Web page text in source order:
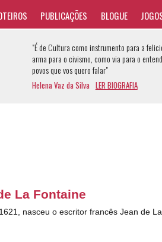
PUBLICAÇÕES BLOGUE
"É de Cultura como instrumento para a
arma para o civismo, como via para o
povos que vos quero falar"
Helena Vaz da Silva LER BIOGRAFIA
La Fontaine
nasceu o escritor francês Jean de La